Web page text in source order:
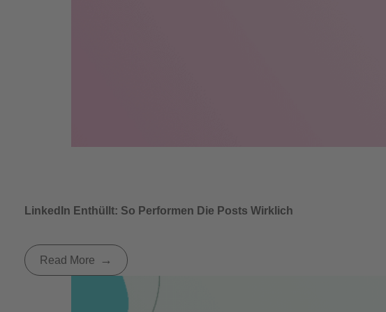
LinkedIn Enthüllt: So Performen Die Posts Wirklich
Read More